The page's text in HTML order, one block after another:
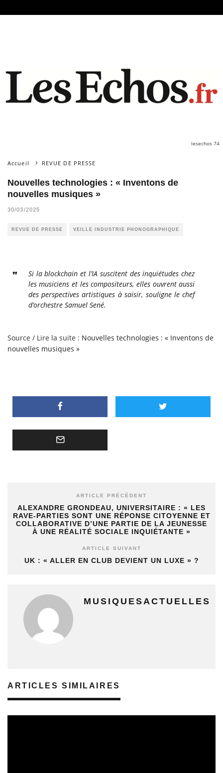
lesechos 74
Accueil REVUE DE PRESSE
Nouvelles technologies : « Inventons de
nouvelles musiques »
30/03/2025
REVUE DE PRESSE VEILLE INDUSTRIE PHONOGRAPHIQUE
Si la blockchain et l’IA suscitent des inquiétudes chez
les musiciens et les compositeurs, elles ouvrent aussi
des perspectives artistiques à saisir, souligne le chef
d’orchestre Samuel Sené.
Source / Lire la suite : Nouvelles technologies : « Inventons de
nouvelles musiques »
ARTICLE PRÉCÉDENT
ALEXANDRE GRONDEAU, UNIVERSITAIRE : « LES
RAVE-PARTIES SONT UNE RÉPONSE CITOYENNE ET
COLLABORATIVE D’UNE PARTIE DE LA JEUNESSE
À UNE RÉALITÉ SOCIALE INQUIÉTANTE »
ARTICLE SUIVANT
UK : « ALLER EN CLUB DEVIENT UN LUXE » ?
MUSIQUESACTUELLES
ARTICLES SIMILAIRES